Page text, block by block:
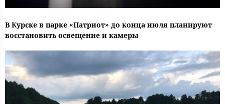
В Курске в парке «Патриот» до конца июля планируют
восстановить освещение и камеры